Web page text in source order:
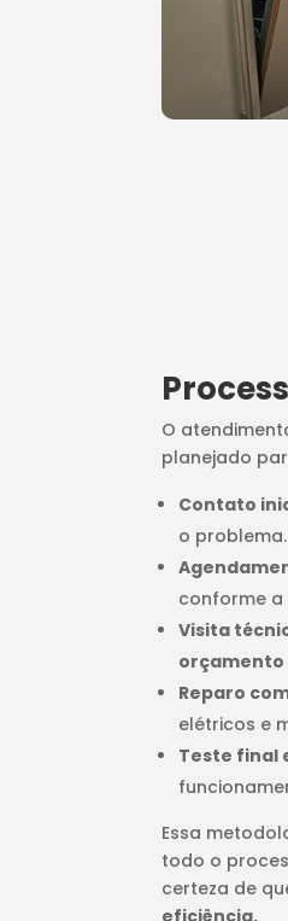
O
planejado
Contato
o problema.
conforme a
Visita
orçamento
Reparo
elétricos e
Teste final
Essa
todo o
certeza de